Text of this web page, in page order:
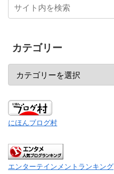
カテゴリー
にほんブログ村
エンターテインメントランキング